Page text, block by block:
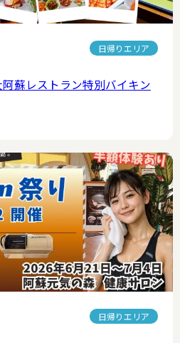
日帰りエリア
蘇レストラン特別バイキン
日帰りエリア